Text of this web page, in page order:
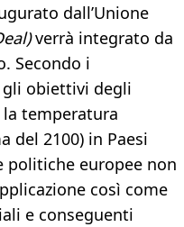
dall’Unione
verrà integrato da
Secondo i
obiettivi degli
temperatura
del 2100) in Paesi
politiche europee non
così come
e conseguenti